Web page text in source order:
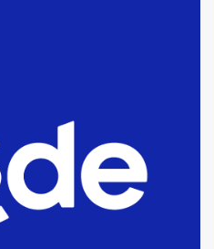
por
de drogas en la
vendió el edificio de
planta Industrial del